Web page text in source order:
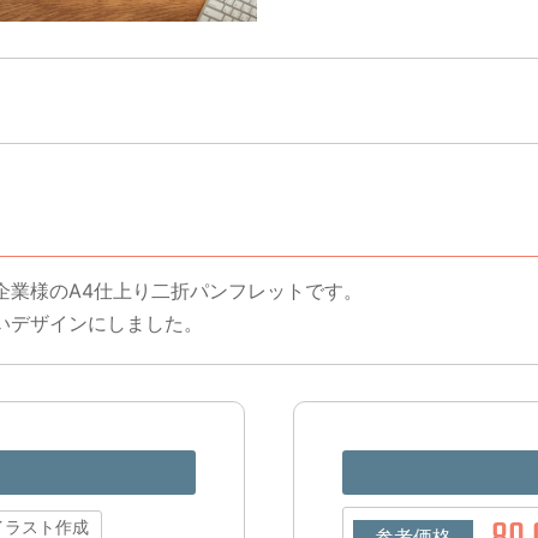
様のA4仕上り二折パンフレットです。
ザインにしました。
スト作成